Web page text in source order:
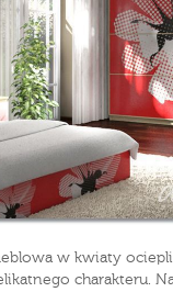
w kwiaty
charakteru.